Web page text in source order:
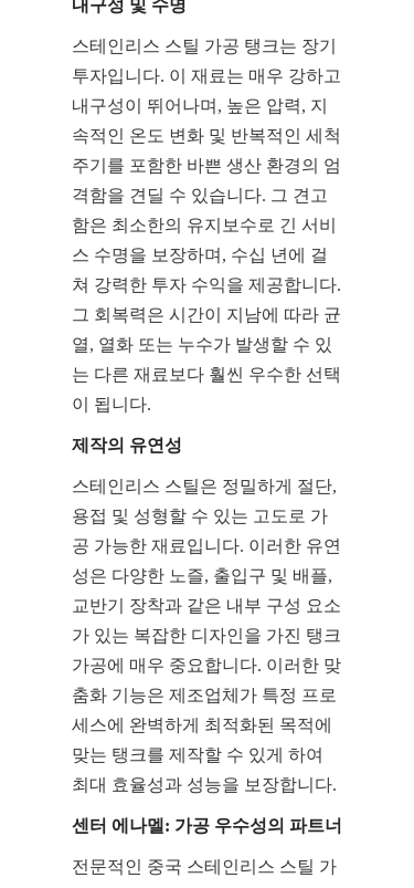
내구성 및 수명
스테인리스 스틸 가공 탱크는 장기
투자입니다. 이 재료는 매우 강하고
내구성이 뛰어나며, 높은 압력, 지
속적인 온도 변화 및 반복적인 세척
주기를 포함한 바쁜 생산 환경의 엄
격함을 견딜 수 있습니다. 그 견고
함은 최소한의 유지보수로 긴 서비
스 수명을 보장하며, 수십 년에 걸
쳐 강력한 투자 수익을 제공합니다.
그 회복력은 시간이 지남에 따라 균
열, 열화 또는 누수가 발생할 수 있
는 다른 재료보다 훨씬 우수한 선택
이 됩니다.
제작의 유연성
스테인리스 스틸은 정밀하게 절단,
용접 및 성형할 수 있는 고도로 가
공 가능한 재료입니다. 이러한 유연
성은 다양한 노즐, 출입구 및 배플,
교반기 장착과 같은 내부 구성 요소
가 있는 복잡한 디자인을 가진 탱크
가공에 매우 중요합니다. 이러한 맞
춤화 기능은 제조업체가 특정 프로
세스에 완벽하게 최적화된 목적에
맞는 탱크를 제작할 수 있게 하여
최대 효율성과 성능을 보장합니다.
센터 에나멜: 가공 우수성의 파트너
전문적인 중국 스테인리스 스틸 가